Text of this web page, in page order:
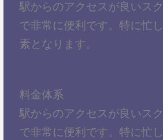
駅からのアクセスが良いス
で非常に便利です。特に忙
素となります。
料金体系
駅からのアクセスが良いス
で非常に便利です。特に忙